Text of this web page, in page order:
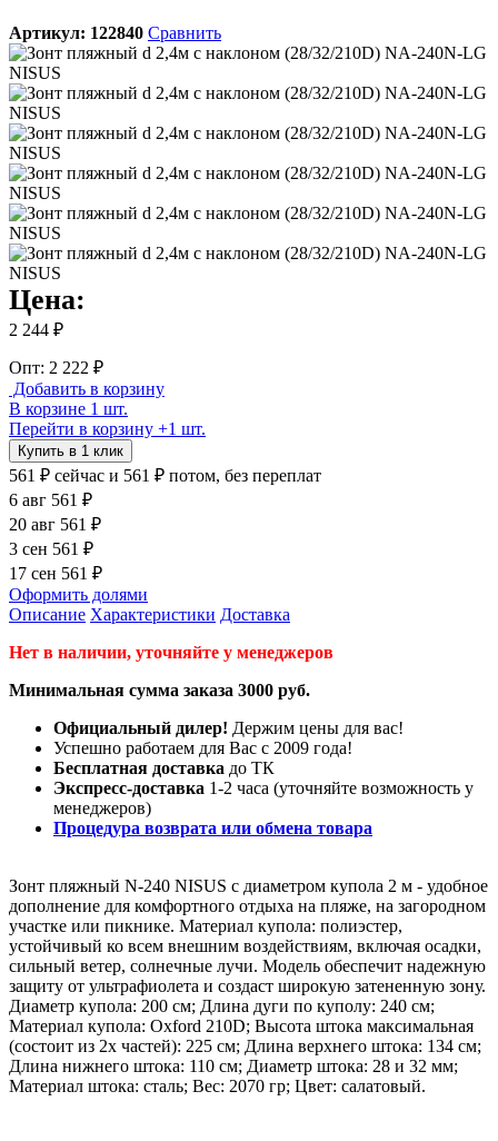
Артикул: 122840 Сравнить
Цена:
2 244 ₽
Опт: 2 222 ₽
Добавить в корзину
В корзине 1 шт.
Перейти в корзину +1 шт.
Купить в 1 клик
561 ₽ сейчас и 561 ₽ потом, без переплат
6 авг 561 ₽
20 авг 561 ₽
3 сен 561 ₽
17 сен 561 ₽
Оформить долями
Описание Характеристики Доставка
Нет в наличии, уточняйте у менеджеров
Минимальная сумма заказа 3000 руб.
Официальный дилер! Держим цены для вас!
Успешно работаем для Вас с 2009 года!
Бесплатная доставка до ТК
Экспресс-доставка 1-2 часа (уточняйте возможность у
менеджеров)
Процедура возврата или обмена товара
Зонт пляжный N-240 NISUS с диаметром купола 2 м - удобное
дополнение для комфортного отдыха на пляже, на загородном
участке или пикнике. Материал купола: полиэстер,
устойчивый ко всем внешним воздействиям, включая осадки,
сильный ветер, солнечные лучи. Модель обеспечит надежную
защиту от ультрафиолета и создаст широкую затененную зону.
Диаметр купола: 200 см; Длина дуги по куполу: 240 см;
Материал купола: Oxford 210D; Высота штока максимальная
(состоит из 2х частей): 225 см; Длина верхнего штока: 134 см;
Длина нижнего штока: 110 см; Диаметр штока: 28 и 32 мм;
Материал штока: сталь; Вес: 2070 гр; Цвет: салатовый.